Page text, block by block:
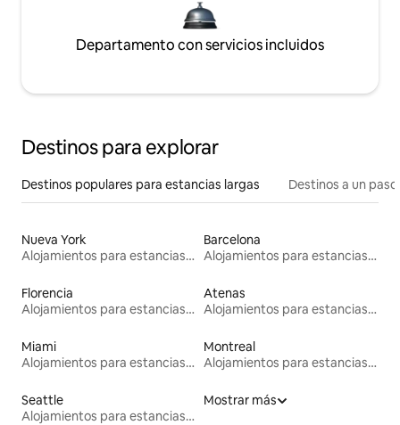
Departamento con servicios incluidos
Destinos para explorar
Destinos populares para estancias largas Destinos a un
Nueva York
Alojamientos para estancias largas
Barcelona
Alojamientos para estancias largas
Florencia
Alojamientos para estancias largas
Atenas
Alojamientos para estancias largas
Miami
Alojamientos para estancias largas
Montreal
Alojamientos para estancias largas
Seattle
Alojamientos para estancias largas
Mostrar más